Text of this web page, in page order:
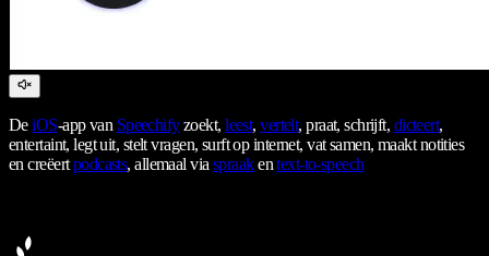
DeiOS-app van Speechifyzoekt,leest,vertelt, praat, schrijft, dicteert,
entertaint, legt uit, stelt vragen, surft op internet, vat samen, maakt notities
en creëertpodcasts, allemaal viaspraakentext-to-speech